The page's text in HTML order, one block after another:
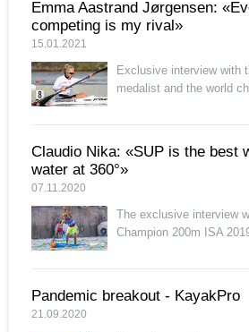
Emma Aastrand Jørgensen:
competing is my rival»
15.01.2021
Exclusive interview with
medalist and the world
Claudio Nika: «SUP is the best
water at 360°»
07.11.2020
The exclusive interview
Champion 200m ISA
Pandemic breakout - KayakPro
21.09.2020